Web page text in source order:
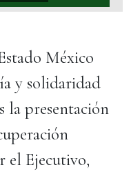
México
y solidaridad
la presentación
el Ejecutivo,